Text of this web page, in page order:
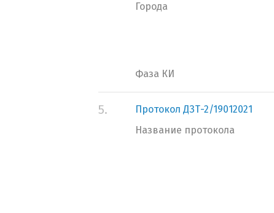
Города
Фаза КИ
5.
Протокол ДЗТ-2/19012021
Название протокола